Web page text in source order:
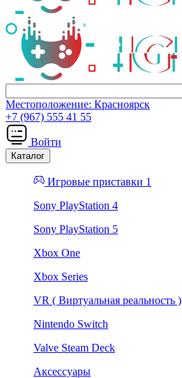
Местоположение: Красноярск
+7 (967) 555 41 55
Войти
Каталог
Игровые приставки 1
Sony PlayStation 4
Sony PlayStation 5
Xbox One
Xbox Series
VR ( Виртуальная реальность )
Nintendo Switch
Valve Steam Deck
Аксессуары